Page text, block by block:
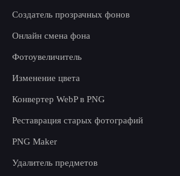
Создатель прозрачных фонов
Онлайн смена фона
Фотоувеличитель
Изменение цвета
Конвертер WebP в PNG
Реставрация старых фотографий
PNG Maker
Удалитель предметов